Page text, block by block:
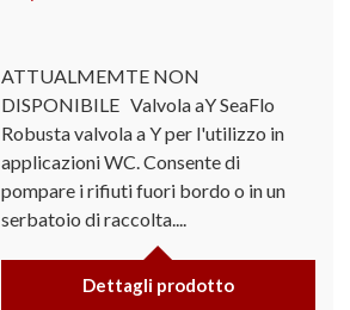
ATTUALMEMTE NON
DISPONIBILE Valvola aY SeaFlo
Robusta valvola a Y per l'utilizzo in
applicazioni WC. Consente di
pompare i rifiuti fuori bordo o in un
serbatoio di raccolta....
Dettagli prodotto